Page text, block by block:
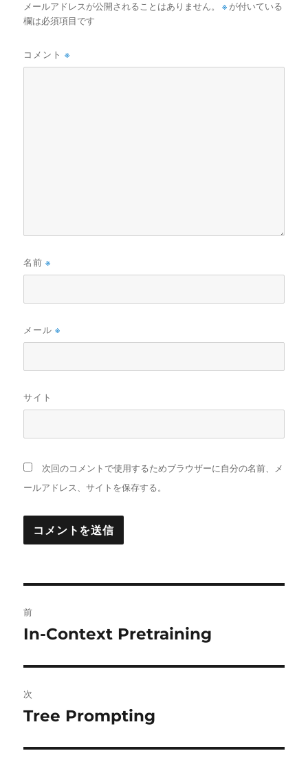
メールアドレスが公開されることはありません。 ※ が付いている
欄は必須項目です
コメント※
名前※
メール※
サイト
次回のコメントで使用するためブラウザーに自分の名前、メ
ールアドレス、サイトを保存する。
稿
ビ
ゲ
ー
前
前
投
稿:
In-Context Pretraining
次
次
投
Tree Prompting